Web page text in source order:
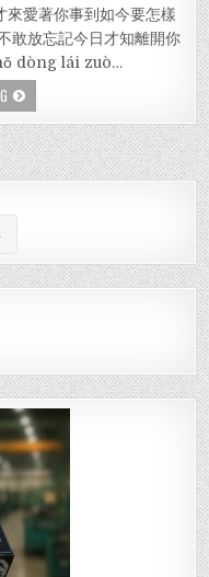
愛著你事到如今要怎樣
敢放忘記今日才知離開你
dòng lái zuò…